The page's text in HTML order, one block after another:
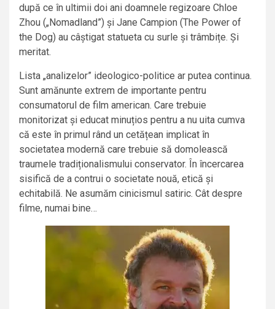
după ce în ultimii doi ani doamnele regizoare Chloe
Zhou („Nomadland”) și Jane Campion (The Power of
the Dog) au câștigat statueta cu surle și trâmbițe. Și
meritat.
Lista „analizelor” ideologico-politice ar putea continua.
Sunt amănunte extrem de importante pentru
consumatorul de film american. Care trebuie
monitorizat și educat minuțios pentru a nu uita cumva
că este în primul rând un cetățean implicat în
societatea modernă care trebuie să domolească
traumele tradiționalismului conservator. În încercarea
sisifică de a contrui o societate nouă, etică și
echitabilă. Ne asumăm cinicismul satiric. Cât despre
filme, numai bine…